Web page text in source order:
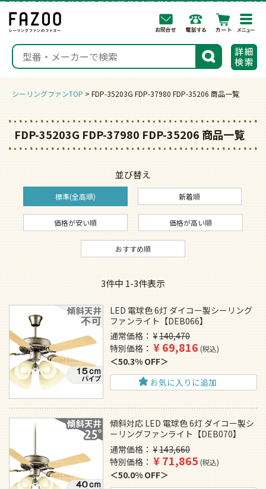
検索
シーリングファンTOP FDP-35203G FDP-37980 FDP-35206 商品一覧
FDP-35203G FDP-37980 FDP-35206 商品一覧
並び替え
標準(全高順) 新着順
価格が安い順 価格が高い順
おすすめ順
3件中 1-3件表示
LED 電球色 6灯 ダイコー製シーリング
ファンライト【DEB066】
通常価格
¥140,470
特別価格
¥69,816 税込
50.3% OFF
お気に入りに追加
傾斜対応 LED 電球色 6灯 ダイコー製シ
ーリングファンライト【DEB070】
通常価格
¥143,660
特別価格
¥71,865 税込
50.0% OFF